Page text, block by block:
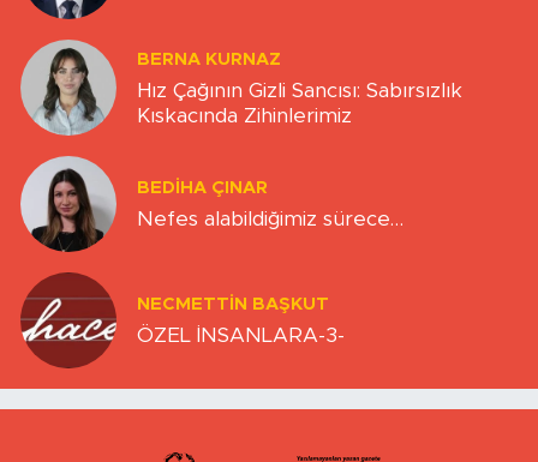
BERNA KURNAZ
Hız Çağının Gizli Sancısı: Sabırsızlık
Kıskacında Zihinlerimiz
BEDIHA ÇINAR
Nefes alabildiğimiz sürece…
NECMETTIN BAŞKUT
ÖZEL İNSANLARA-3-